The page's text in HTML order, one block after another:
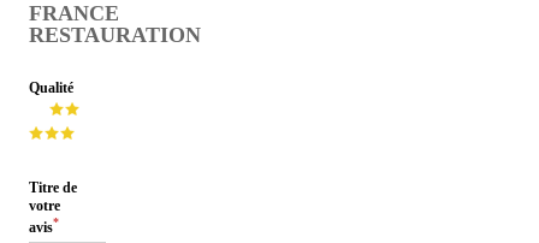
FRANCE
RESTAURATION
Qualité
Titre de
votre
avis*